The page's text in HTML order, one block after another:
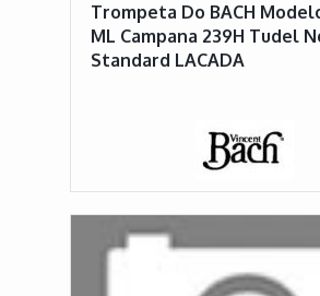
Trompeta Do BACH
ML Campana 239H Tudel
Standard LACADA